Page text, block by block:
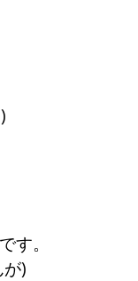
す。
)